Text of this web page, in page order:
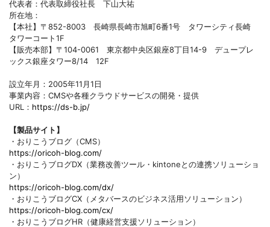
代表者：代表取締役社長 下山大祐
所在地：
【本社】〒852-8003 長崎県長崎市旭町6番1号 タワーシティ長崎
タワーコート1F
【販売本部】〒104-0061 東京都中央区銀座8丁目14-9 デュープレ
ックス銀座タワー8/14 12F
設立年月：2005年11月1日
事業内容：CMSや各種クラウドサービスの開発・提供
URL： https://ds-b.jp/
【製品サイト】
・おりこうブログ（CMS）
https://oricoh-blog.com/
・おりこうブログDX（業務改善ツール・kintoneとの連携ソリューショ
ン）
https://oricoh-blog.com/dx/
・おりこうブログCX（メタバースのビジネス活用ソリューション）
https://oricoh-blog.com/cx/
・おりこうブログHR（健康経営支援ソリューション）